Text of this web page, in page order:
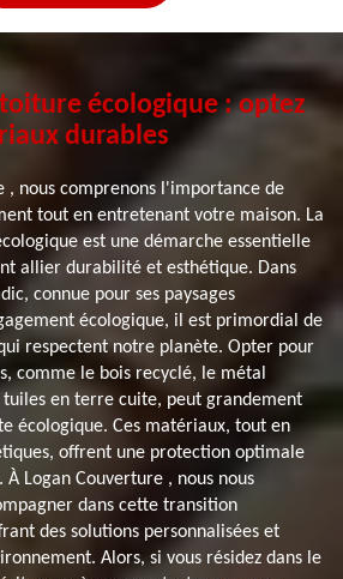
écologique : optez
durables
, nous comprenons l'importance de
tout en entretenant votre maison. La
est une démarche essentielle
allier durabilité et esthétique. Dans
connue pour ses paysages
écologique, il est primordial de
respectent notre planète. Opter pour
comme le bois recyclé, le métal
tuiles en terre cuite, peut grandement
écologique. Ces matériaux, tout en
offrent une protection optimale
Logan Couverture , nous nous
dans cette transition
des solutions personnalisées et
Alors, si vous résidez dans le